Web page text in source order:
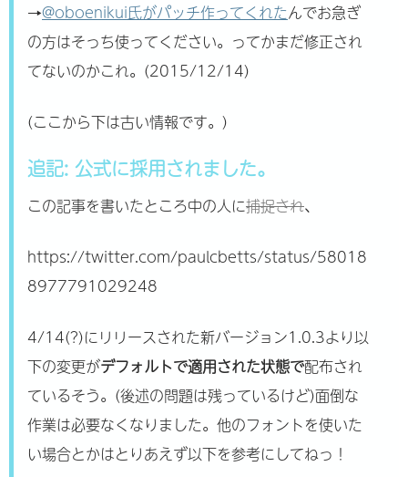
→@oboenikui氏がパッチ作ってくれたんでお急ぎ
の方はそっち使ってください。ってかまだ修正され
てないのかこれ。(2015/12/14)
(ここから下は古い情報です。)
追記: 公式に採用されました。
この記事を書いたところ中の人に捕捉され、
https://twitter.com/paulcbetts/status/58018
8977791029248
4/14(?)にリリースされた新バージョン1.0.3より以
下の変更がデフォルトで適用された状態で配布され
ているそう。(後述の問題は残っているけど)面倒な
作業は必要なくなりました。他のフォントを使いた
い場合とかはとりあえず以下を参考にしてねっ！